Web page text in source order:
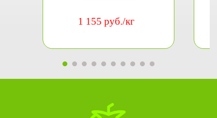
1 155 руб./кг